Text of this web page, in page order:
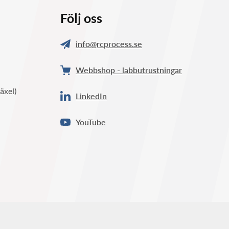
Följ oss
info@rcprocess.se
Webbshop - labbutrustningar
LinkedIn
YouTube